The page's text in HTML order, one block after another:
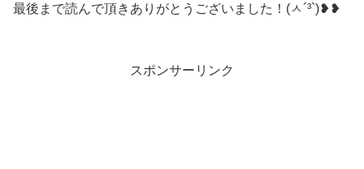
最後まで読んで頂きありがとうございました！(ㅅ´³`)❥❥
スポンサーリンク